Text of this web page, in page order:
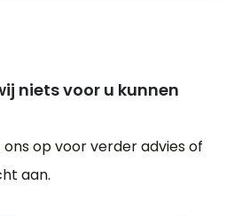
niets voor u kunnen
op voor verder advies of
aan.